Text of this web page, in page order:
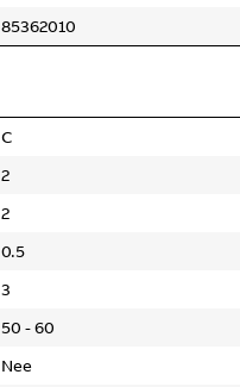
85362010
C
2
2
0.5
3
50 - 60
Nee